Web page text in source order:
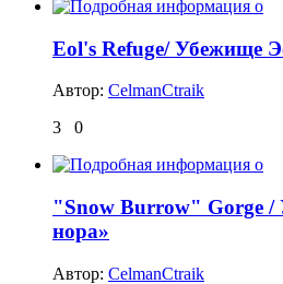
Eol's Refuge/ Убежище
Автор: CelmanCtraik
3
0
"Snow Burrow" Gorge /
нора»
Автор: CelmanCtraik